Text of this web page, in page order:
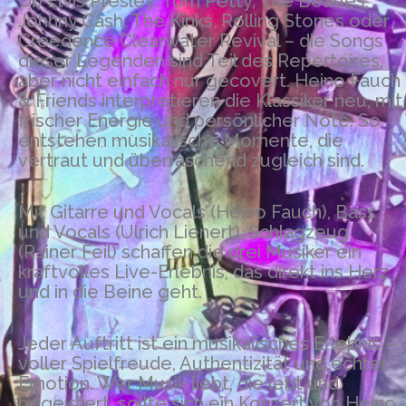
Johnny Cash, The Kinks, Rolling Stones oder
Creedence Clearwater Revival – die Songs
dieser Legenden sind Teil des Repertoires,
aber nicht einfach nur gecovert. Heino Fauch
& Friends interpretieren die Klassiker neu, mit
frischer Energie und persönlicher Note. So
entstehen musikalische Momente, die
vertraut und überraschend zugleich sind.
Mit Gitarre und Vocals (Heino Fauch), Bass
und Vocals (Ulrich Lienert), Schlagzeug
(Rainer Feil) schaffen die drei Musiker ein
kraftvolles Live-Erlebnis, das direkt ins Herz
und in die Beine geht.
Jeder Auftritt ist ein musikalisches Erlebnis –
voller Spielfreude, Authentizität und echter
Emotion. Wer Musik liebt, die lebt und